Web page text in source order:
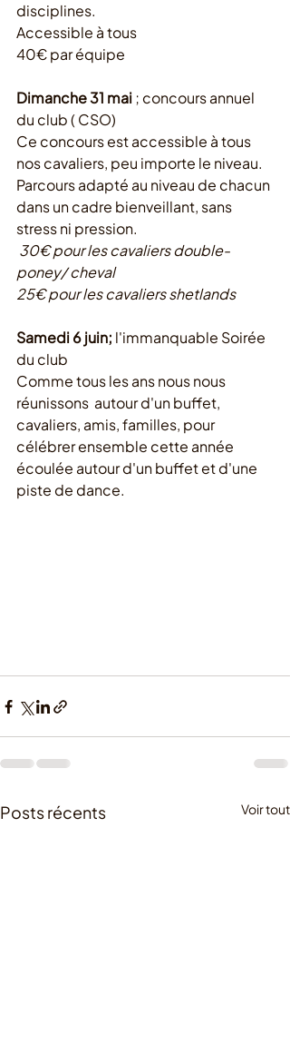
disciplines.
Accessible à tous
40€ par équipe
Dimanche 31 mai ; concours annuel
du club ( CSO)
Ce concours est accessible à tous
nos cavaliers, peu importe le niveau.
Parcours adapté au niveau de chacun
dans un cadre bienveillant, sans
stress ni pression.
30€ pour les cavaliers double-
poney/ cheval
25€ pour les cavaliers shetlands
Samedi 6 juin; l'immanquable Soirée
du club
Comme tous les ans nous nous
réunissons  autour d'un buffet,
cavaliers, amis, familles, pour
célébrer ensemble cette année
écoulée autour d'un buffet et d'une
piste de dance.
Posts récents Voir tout